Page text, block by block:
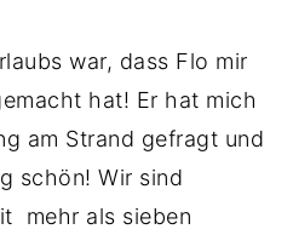
war, dass Flo mir
hat! Er hat mich
am Strand gefragt und
schön! Wir sind
mehr als sieben